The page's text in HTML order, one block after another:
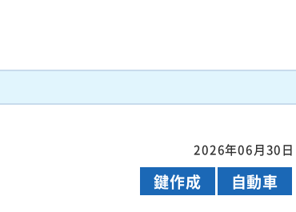
2026年06月30日
鍵作成 自動車